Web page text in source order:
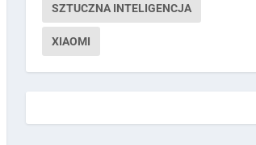
SZTUCZNA INTELIGENCJA
XIAOMI